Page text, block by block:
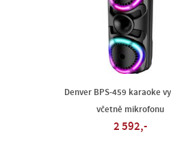
Denver BPS-459 karaoke
včetně mikrofonu
2 592,-